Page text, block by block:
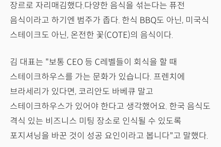
장르로 자리매김했다.다양한 음식을 섞는다는 퓨전
음식이라고 하기엔 범주가 좁다. 한식 BBQ도 아닌, 미국식
스테이크도 아닌, 온전한 꽃(COTE)의 음식이다.
김 대표는 "보통 CEO 등 C레벨들이 회식을 할 때
스테이크하우스를 가는 문화가 있습니다. 프렌치에
브라세리가 있다면, 코리안도 바베큐 말고
스테이크하우스가 있어야 한다고 생각했어요. 한국 음식도
격식 있는 비즈니스 미팅 장소로 인식될 수 있도록
포지셔닝을 바꾼 것이 성공 요인이라고 봅니다"고 말했다.